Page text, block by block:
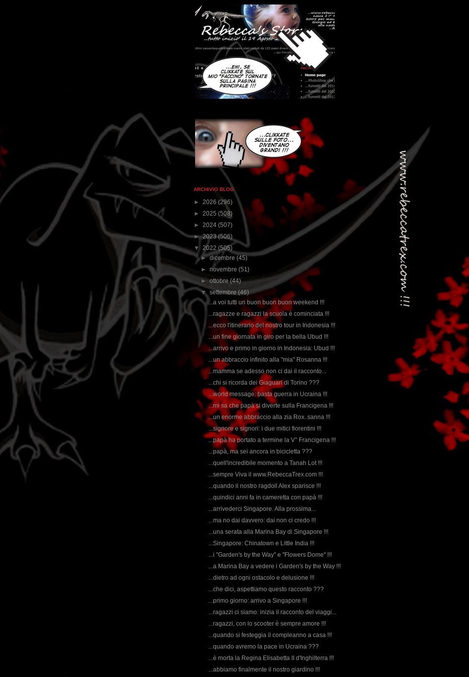
ARCHIVIO BLOG
► 2026 (296)
► 2025 (508)
► 2024 (507)
►2023(506)
▼ 2022(505)
►dicembre(45)
►novembre(51)
►ottobre(44)
▼settembre(46)
...a voi tutti un buon buon buon weekend !!!
...ragazze e ragazzi la scuola è cominciata !!!
...ecco l'itinerario del nostro tour in Indonesia !!!
...un fine giornata in giro per la bella Ubud !!!
...arrivo e primo in giorno in Indonesia: Ubud !!!
...un abbraccio infinito alla "mia" Rosanna !!!
...mamma se adesso non ci dai il racconto...
...chi si ricorda dei Giaguari di Torino ???
...world message: basta guerra in Ucraina !!!
...mi sa che papà si diverte sulla Francigena !!!
...un enorme abbraccio alla zia Rox..sanna !!!
...signore e signori: i due mitici fiorentini !!!
...papà ha portato a termine la V° Francigena !!!
...papà, ma sei ancora in bicicletta ???
...quell'incredibile momento a Tanah Lot !!!
...sempre Viva il www.RebeccaTrex.com !!!
...quando il nostro ragdoll Alex sparisce !!!
...quindici anni fa in cameretta con papà !!!
...arrivederci Singapore. Alla prossima...
...ma no dai davvero: dai non ci credo !!!
...una serata alla Marina Bay di Singapore !!!
...Singapore: Chinatown e Little India !!!
...i "Garden's by the Way" e "Flowers Dome" !!!
...a Marina Bay a vedere i Garden's by the Way !!!
...dietro ad ogni ostacolo e delusione !!!
...che dici, aspettiamo questo racconto ???
...primo giorno: arrivo a Singapore !!!
...ragazzi ci siamo: inizia il racconto del viaggi...
...ragazzi, con lo scooter è sempre amore !!!
...quando si festeggia il compleanno a casa !!!
...quando avremo la pace in Ucraina ???
...è morta la Regina Elisabetta II d'Inghilterra !!!
...abbiamo finalmente il nostro giardino !!!